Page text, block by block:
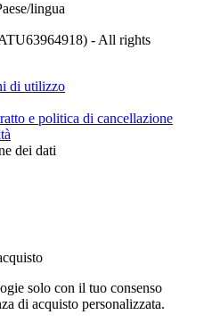
lingua
- All rights
di utilizzo
e politica di cancellazione
dei dati
solo con il tuo consenso
di acquisto personalizzata.